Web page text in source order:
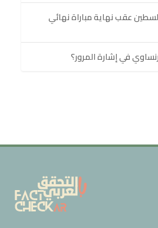
عقب نهاية مباراة نهائي
في إشارة المرور؟